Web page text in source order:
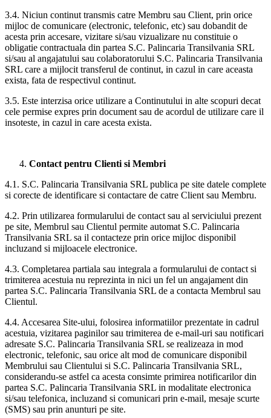
3.4. Niciun continut transmis catre Membru sau Client, prin orice
mijloc de comunicare (electronic, telefonic, etc) sau dobandit de
acesta prin accesare, vizitare si/sau vizualizare nu constituie o
obligatie contractuala din partea S.C. Palincaria Transilvania SRL
si/sau al angajatului sau colaboratorului S.C. Palincaria Transilvania
SRL care a mijlocit transferul de continut, in cazul in care aceasta
exista, fata de respectivul continut.
3.5. Este interzisa orice utilizare a Continutului in alte scopuri decat
cele permise expres prin document sau de acordul de utilizare care il
insoteste, in cazul in care acesta exista.
Contact pentru Clienti si Membri
4.1. S.C. Palincaria Transilvania SRL publica pe site datele complete
si corecte de identificare si contactare de catre Client sau Membru.
4.2. Prin utilizarea formularului de contact sau al serviciului prezent
pe site, Membrul sau Clientul permite automat S.C. Palincaria
Transilvania SRL sa il contacteze prin orice mijloc disponibil
incluzand si mijloacele electronice.
4.3. Completarea partiala sau integrala a formularului de contact si
trimiterea acestuia nu reprezinta in nici un fel un angajament din
partea S.C. Palincaria Transilvania SRL de a contacta Membrul sau
Clientul.
4.4. Accesarea Site-ului, folosirea informatiilor prezentate in cadrul
acestuia, vizitarea paginilor sau trimiterea de e-mail-uri sau notificari
adresate S.C. Palincaria Transilvania SRL se realizeaza in mod
electronic, telefonic, sau orice alt mod de comunicare disponibil
Membrului sau Clientului si S.C. Palincaria Transilvania SRL,
considerandu-se astfel ca acesta consimte primirea notificarilor din
partea S.C. Palincaria Transilvania SRL in modalitate electronica
si/sau telefonica, incluzand si comunicari prin e-mail, mesaje scurte
(SMS) sau prin anunturi pe site.